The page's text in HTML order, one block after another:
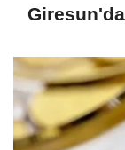
Giresun'da